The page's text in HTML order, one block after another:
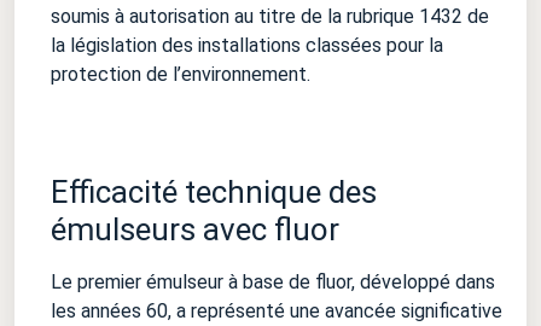
soumis à autorisation au titre de la rubrique 1432 de
la législation des installations classées pour la
protection de l’environnement.
Efficacité technique des
émulseurs avec fluor
Le premier émulseur à base de fluor, développé dans
les années 60, a représenté une avancée significative